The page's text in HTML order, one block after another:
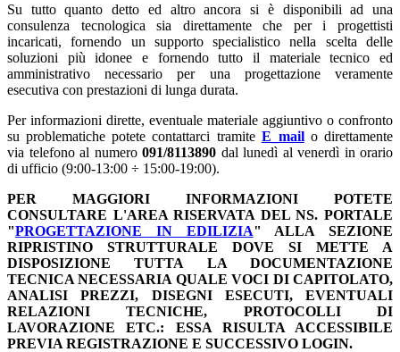
Su tutto quanto detto ed altro ancora si è disponibili ad una
consulenza tecnologica sia direttamente che per i progettisti
incaricati, fornendo un supporto specialistico nella scelta delle
soluzioni più idonee e fornendo tutto il materiale tecnico ed
amministrativo necessario per una progettazione veramente
esecutiva con prestazioni di lunga durata.
Per informazioni dirette, eventuale materiale aggiuntivo o confronto
su problematiche potete contattarci tramite E_mailo direttamente
via telefono al numero 091/8113890 dal lunedì al venerdì in orario
di ufficio (9:00-13:00 ÷ 15:00-19:00).
PER MAGGIORI INFORMAZIONI POTETE
CONSULTARE L'AREA RISERVATA DEL NS. PORTALE
"PROGETTAZIONE IN EDILIZIA" ALLA SEZIONE
RIPRISTINO STRUTTURALE DOVE SI METTE A
DISPOSIZIONE TUTTA LA DOCUMENTAZIONE
TECNICA NECESSARIA QUALE VOCI DI CAPITOLATO,
ANALISI PREZZI, DISEGNI ESECUTI, EVENTUALI
RELAZIONI TECNICHE, PROTOCOLLI DI
LAVORAZIONE ETC.: ESSA RISULTA ACCESSIBILE
PREVIA REGISTRAZIONE E SUCCESSIVO LOGIN.